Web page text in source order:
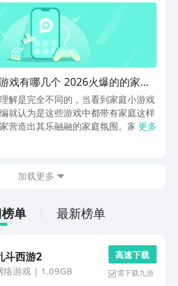
戏有哪几个 2026火爆的的家庭
解是完全不同的，当看到家庭小游戏
就认为是这些游戏中都带有家庭这样
营造出其乐融融的家庭氛围。家长可
验，只不过具体的玩法却存在着不同
更多
加载更多
单 最新榜单
斗西游2
络游戏| 1.09GB
高 速 下 载
需下载九游